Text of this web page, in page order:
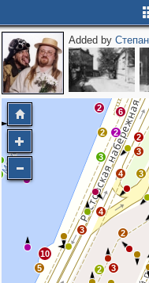
Added by
2 3
2
4
3
5
10
5
8 2
6 7 5
2
10 6 9
3
2
10
4
2
2 6
3
4
3
2
2
3